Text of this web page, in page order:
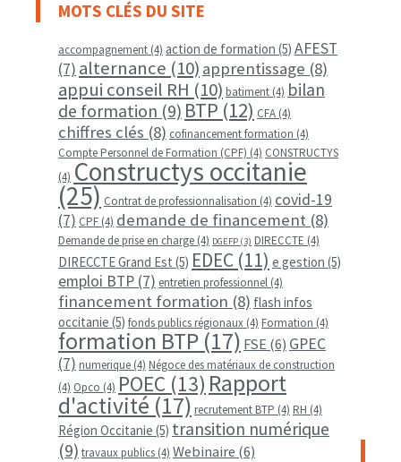
MOTS CLÉS DU SITE
accompagnement (4) action de formation (5) AFEST
(7) alternance (10) apprentissage (8)
appui conseil RH (10) batiment (4) bilan
de formation (9) BTP (12) CFA (4)
chiffres clés (8) cofinancement formation (4)
Compte Personnel de Formation (CPF) (4) CONSTRUCTYS
(4) Constructys occitanie
(25) Contrat de professionnalisation (4) covid-19
(7) CPF (4) demande de financement (8)
Demande de prise en charge (4) DGEFP (3) DIRECCTE (4)
DIRECCTE Grand Est (5) EDEC (11) e gestion (5)
emploi BTP (7) entretien professionnel (4)
financement formation (8) flash infos
occitanie (5) fonds publics régionaux (4) Formation (4)
formation BTP (17) FSE (6) GPEC
(7) numerique (4) Négoce des matériaux de construction
(4) Opco (4) POEC (13) Rapport
d'activité (17) recrutement BTP (4) RH (4)
Région Occitanie (5) transition numérique
(9) travaux publics (4) Webinaire (6)